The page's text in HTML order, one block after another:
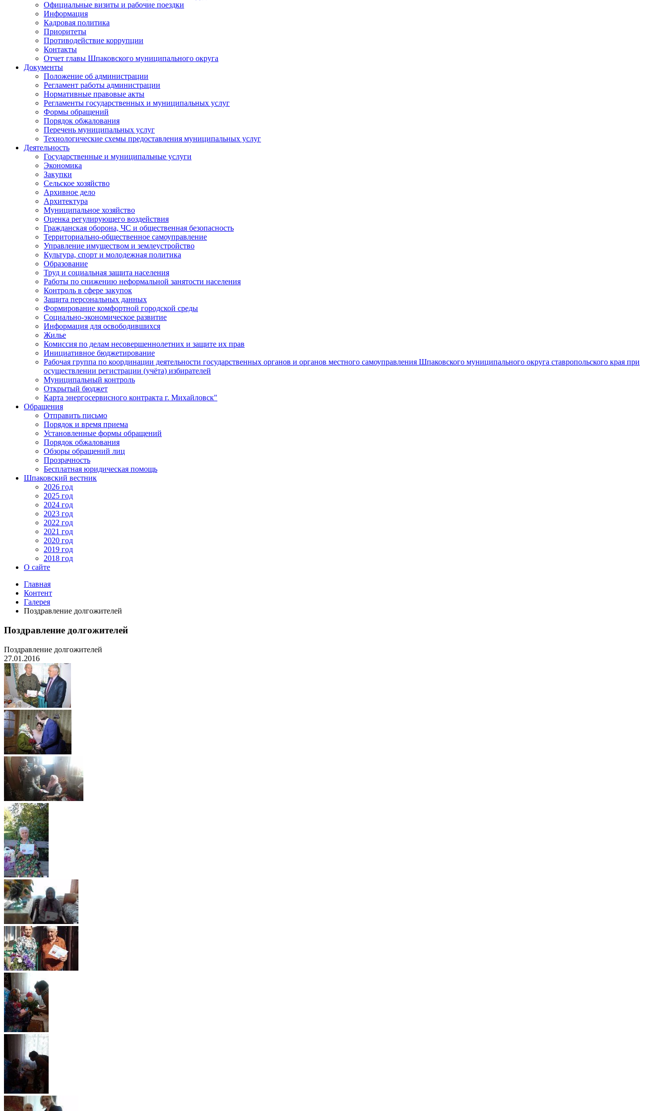
Официальные визиты и рабочие поездки
Информация
Кадровая политика
Приоритеты
Противодействие коррупции
Контакты
Отчет главы Шпаковского муниципального округа
Документы
Положение об администрации
Регламент работы администрации
Нормативные правовые акты
Регламенты государственных и муниципальных услуг
Формы обращений
Порядок обжалования
Перечень муниципальных услуг
Технологические схемы предоставления муниципальных услуг
Деятельность
Государственные и муниципальные услуги
Экономика
Закупки
Сельское хозяйство
Архивное дело
Архитектура
Муниципальное хозяйство
Оценка регулирующего воздействия
Гражданская оборона, ЧС и общественная безопасность
Территориально-общественное самоуправление
Управление имуществом и землеустройство
Культура, спорт и молодежная политика
Образование
Труд и социальная защита населения
Работы по снижению неформальной занятости населения
Контроль в сфере закупок
Защита персональных данных
Формирование комфортной городской среды
Социально-экономическое развитие
Информация для освободившихся
Жилье
Комиссия по делам несовершеннолетних и защите их прав
Инициативное бюджетирование
Рабочая группа по координации деятельности государственных органов и органов местного самоуправления Шпаковского муниципального округа ставропольского края при
осуществлении регистрации (учёта) избирателей
Муниципальный контроль
Открытый бюджет
Карта энергосервисного контракта г. Михайловск"
Обращения
Отправить письмо
Порядок и время приема
Установленные формы обращений
Порядок обжалования
Обзоры обращений лиц
Прозрачность
Бесплатная юридическая помощь
Шпаковский вестник
2026 год
2025 год
2024 год
2023 год
2022 год
2021 год
2020 год
2019 год
2018 год
О сайте
Главная
Контент
Галерея
Поздравление долгожителей
Поздравление долгожителей
Поздравление долгожителей
27.01.2016